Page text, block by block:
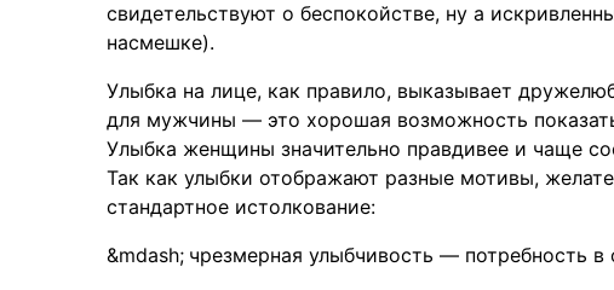
свидетельствуют о беспокойстве, ну а
насмешке).
Улыбка на лице, как правило, выказывает
для мужчины — это хорошая возможность
Улыбка женщины значительно правдивее и чаще
Так как улыбки отображают разные мотивы,
стандартное истолкование:
чрезмерная улыбчивость — потребность в